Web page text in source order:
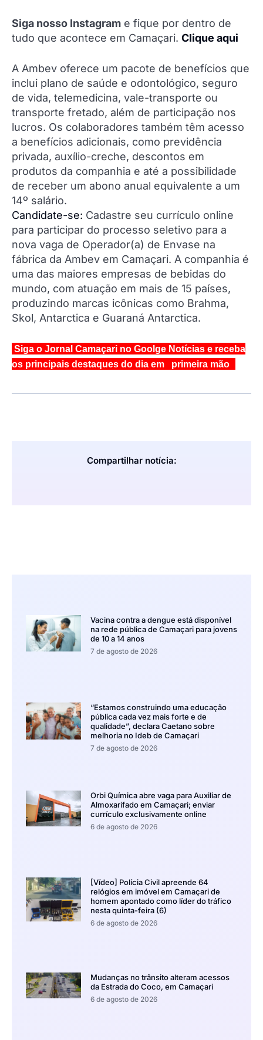
Siga nosso Instagram e fique por dentro de
tudo que acontece em Camaçari. Clique aqui
A Ambev oferece um pacote de benefícios que
inclui plano de saúde e odontológico, seguro
de vida, telemedicina, vale-transporte ou
transporte fretado, além de participação nos
lucros. Os colaboradores também têm acesso
a benefícios adicionais, como previdência
privada, auxílio-creche, descontos em
produtos da companhia e até a possibilidade
de receber um abono anual equivalente a um
14º salário.
Candidate-se: Cadastre seu currículo online
para participar do processo seletivo para a
nova vaga de Operador(a) de Envase na
fábrica da Ambev em Camaçari. A companhia é
uma das maiores empresas de bebidas do
mundo, com atuação em mais de 15 países,
produzindo marcas icônicas como Brahma,
Skol, Antarctica e Guaraná Antarctica.
Siga o Jornal Camaçari no Goolge Notícias e receba
os principais destaques do dia em primeira mão
Compartilhar notícia:
Vacina contra a dengue está disponível
na rede pública de Camaçari para jovens
de 10 a 14 anos
7 de agosto de 2026
“Estamos construindo uma educação
pública cada vez mais forte e de
qualidade”, declara Caetano sobre
melhoria no Ideb de Camaçari
7 de agosto de 2026
Orbi Química abre vaga para Auxiliar de
Almoxarifado em Camaçari; enviar
currículo exclusivamente online
6 de agosto de 2026
[Vídeo] Polícia Civil apreende 64
relógios em imóvel em Camaçari de
homem apontado como líder do tráfico
nesta quinta-feira (6)
6 de agosto de 2026
Mudanças no trânsito alteram acessos
da Estrada do Coco, em Camaçari
6 de agosto de 2026